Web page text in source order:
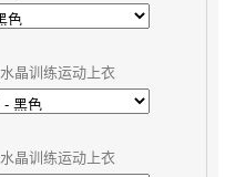
晶训练运动上衣
晶训练运动上衣